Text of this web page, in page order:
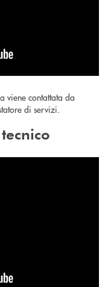
viene contattata da
di servizi.